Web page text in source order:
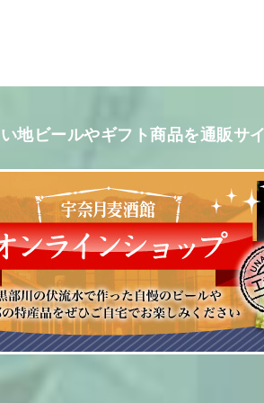
地ビールやギフト商品を通販サ